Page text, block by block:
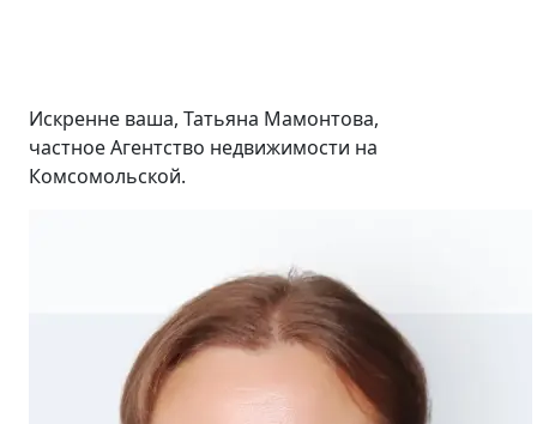
Искренне ваша, Татьяна Мамонтова,
частное Агентство недвижимости на
Комсомольской.